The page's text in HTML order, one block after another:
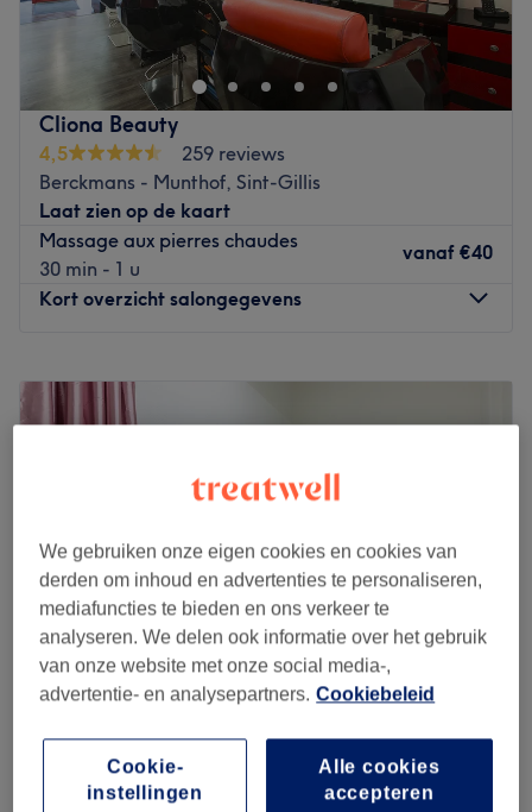
Cliona Beauty
4,5
259 reviews
Berckmans - Munthof, Sint-Gillis
Laat zien op de kaart
Massage aux pierres chaudes
30 min - 1 u
vanaf €40
Kort overzicht salongegevens
Dinsdag
Woensdag
10:00–19:00
Cliona Beauty est un institut de beauté situé à Saint-
Gilles en plein cœur de Bruxelles et à quelques minutes à
pied des métros Louise et Hotel de Monnaies et des trams
de la Place Stéphanie. Préparez-vous à une mise en
beauté intégrale et minutieuse de la tête aux pieds :
beautés des mains et des pieds, onglerie, soins du
visage, massages, soins du corps, traitements anti-
cellulite et amincissants, épilations à la cire et au laser
Brugmann-Lepoutre, Elsene
We gebruiken onze eigen cookies en cookies van
derden om inhoud en advertenties te personaliseren,
mediafuncties te bieden en ons verkeer te
analyseren. We delen ook informatie over het gebruik
van onze website met onze social media-,
advertentie- en analysepartners. Cookiebeleid
Alle cookies
accepteren
Cookie-
instellingen